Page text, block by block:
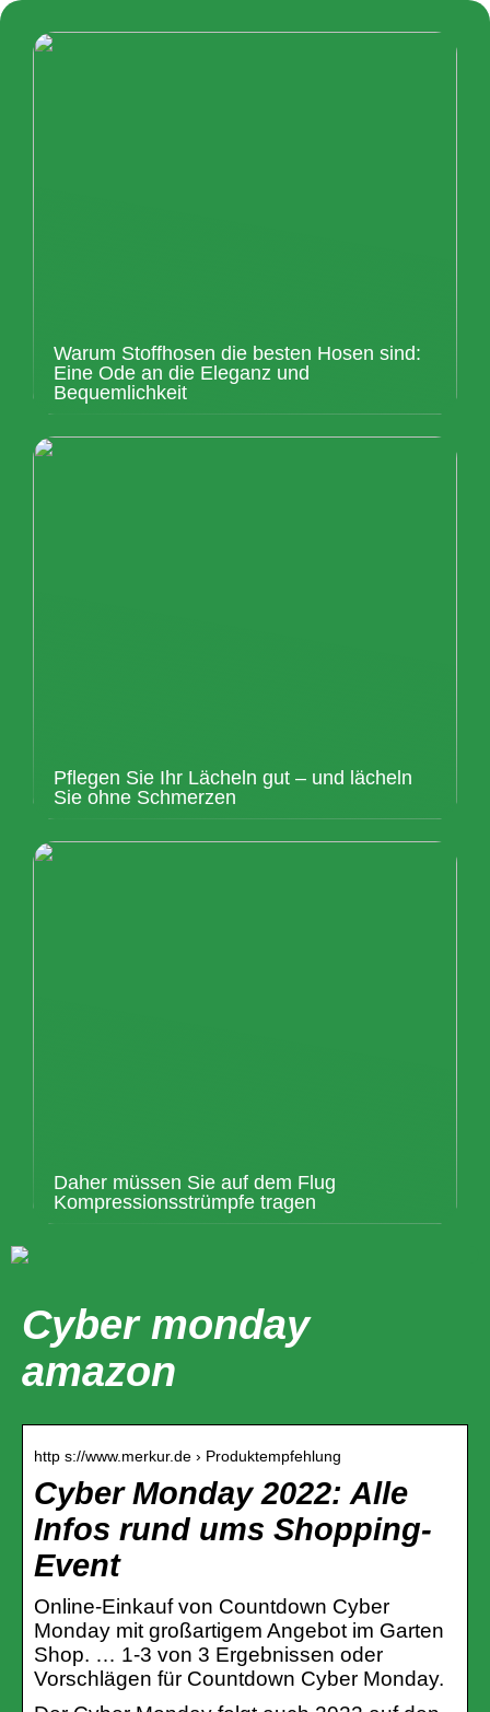
Warum Stoffhosen die besten Hosen sind:
Eine Ode an die Eleganz und
Bequemlichkeit
Pflegen Sie Ihr Lächeln gut – und lächeln
Sie ohne Schmerzen
Daher müssen Sie auf dem Flug
Kompressionsstrümpfe tragen
Cyber monday
amazon
http s://www.merkur.de › Produktempfehlung
Cyber Monday 2022: Alle
Infos rund ums Shopping-
Event
Online-Einkauf von Countdown Cyber
Monday mit großartigem Angebot im Garten
Shop. … 1-3 von 3 Ergebnissen oder
Vorschlägen für Countdown Cyber Monday.